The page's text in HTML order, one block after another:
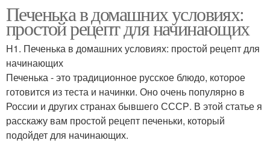
Печенька в домашних условиях:
простой рецепт для начинающих
H1. Печенька в домашних условиях: простой рецепт для
начинающих
Печенька - это традиционное русское блюдо, которое
готовится из теста и начинки. Оно очень популярно в
России и других странах бывшего СССР. В этой статье я
расскажу вам простой рецепт печеньки, который
подойдет для начинающих.